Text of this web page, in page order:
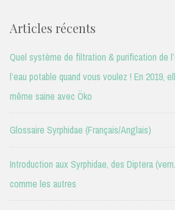
Articles récents
Quel système de filtration & purification de
l’eau potable quand vous voulez ! En 2019,
même saine avec Öko
Glossaire Syrphidae (Français/Anglais)
Introduction aux Syrphidae, des Diptera
comme les autres